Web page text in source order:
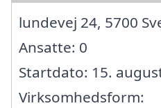
lundevej 24, 5700
Ansatte: 0
Startdato: 15.
Virksomhedsform: